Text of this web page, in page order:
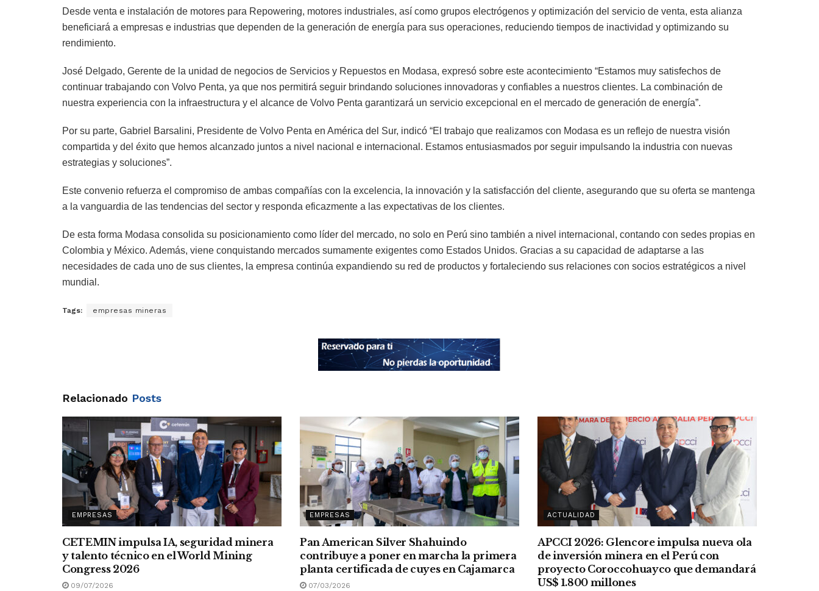
Desde venta e instalación de motores para Repowering, motores industriales, así como grupos electrógenos y optimización del servicio de venta, esta alianza
beneficiará a empresas e industrias que dependen de la generación de energía para sus operaciones, reduciendo tiempos de inactividad y optimizando su
rendimiento.
José Delgado, Gerente de la unidad de negocios de Servicios y Repuestos en Modasa, expresó sobre este acontecimiento “Estamos muy satisfechos de
continuar trabajando con Volvo Penta, ya que nos permitirá seguir brindando soluciones innovadoras y confiables a nuestros clientes. La combinación de
nuestra experiencia con la infraestructura y el alcance de Volvo Penta garantizará un servicio excepcional en el mercado de generación de energía”.
Por su parte, Gabriel Barsalini, Presidente de Volvo Penta en América del Sur, indicó “El trabajo que realizamos con Modasa es un reflejo de nuestra visión
compartida y del éxito que hemos alcanzado juntos a nivel nacional e internacional. Estamos entusiasmados por seguir impulsando la industria con nuevas
estrategias y soluciones”.
Este convenio refuerza el compromiso de ambas compañías con la excelencia, la innovación y la satisfacción del cliente, asegurando que su oferta se mantenga
a la vanguardia de las tendencias del sector y responda eficazmente a las expectativas de los clientes.
De esta forma Modasa consolida su posicionamiento como líder del mercado, no solo en Perú sino también a nivel internacional, contando con sedes propias en
Colombia y México. Además, viene conquistando mercados sumamente exigentes como Estados Unidos. Gracias a su capacidad de adaptarse a las
necesidades de cada uno de sus clientes, la empresa continúa expandiendo su red de productos y fortaleciendo sus relaciones con socios estratégicos a nivel
mundial.
Tags: empresas mineras
Relacionado Posts
EMPRESAS
CETEMIN impulsa IA, seguridad minera
y talento técnico en el World Mining
Congress 2026
09/07/2026
EMPRESAS
Pan American Silver Shahuindo
contribuye a poner en marcha la primera
planta certificada de cuyes en Cajamarca
07/03/2026
ACTUALIDAD
APCCI 2026: Glencore impulsa nueva ola
de inversión minera en el Perú con
proyecto Coroccohuayco que demandará
US$ 1.800 millones